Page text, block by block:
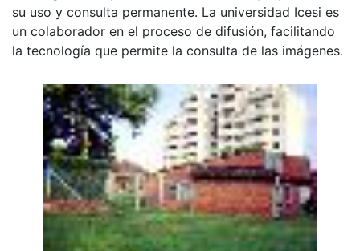
su uso y consulta permanente. La universidad Icesi es
un colaborador en el proceso de difusión, facilitando
la tecnología que permite la consulta de las imágenes.